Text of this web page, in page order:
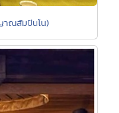
าณสัมปันโน)